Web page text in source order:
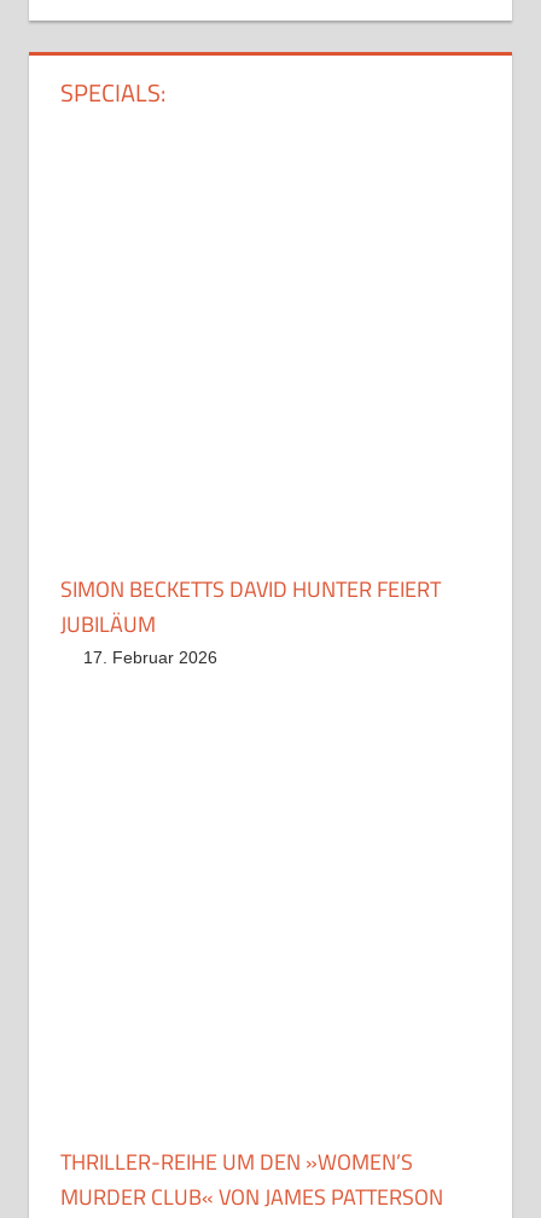
SPECIALS:
SIMON BECKETTS DAVID HUNTER FEIERT
JUBILÄUM
17. Februar 2026
THRILLER-REIHE UM DEN »WOMEN’S
MURDER CLUB« VON JAMES PATTERSON